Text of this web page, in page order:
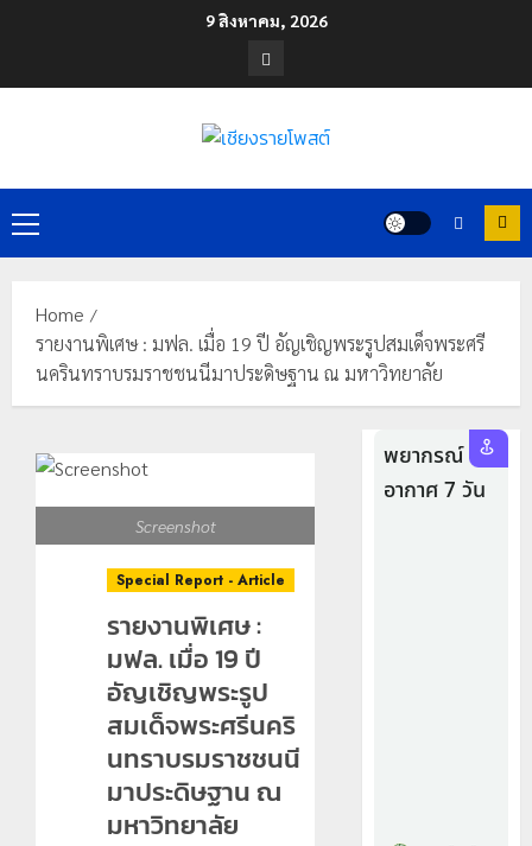
9 สิงหาคม, 2026
Facebook
Primary
Menu
Home
รายงานพิเศษ : มฟล. เมื่อ 19 ปี อัญเชิญพระรูปสมเด็จพระศรี
นครินทราบรมราชชนนีมาประดิษฐาน ณ มหาวิทยาลัย
Special Report - Article
รายงานพิเศษ :
มฟล. เมื่อ 19 ปี
อัญเชิญพระรูป
สมเด็จพระศรีนคริ
นทราบรมราชชนนี
มาประดิษฐาน ณ
มหาวิทยาลัย
Screenshot